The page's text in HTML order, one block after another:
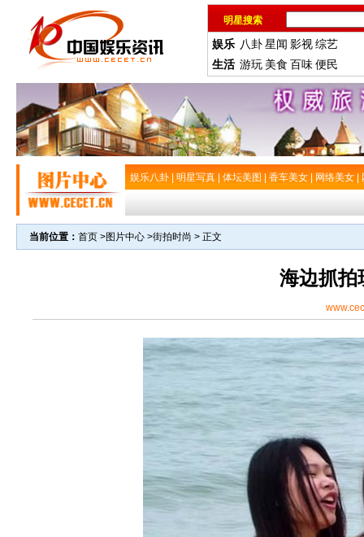
明星搜索
娱乐 八卦星闻 影视综艺
生活 游玩 美食 百味便民
娱乐八卦 明星写真 体坛美图 香车美女 网络美女
当前位置： 首页 >图片中心 >街拍时尚 > 正文
海边抓拍